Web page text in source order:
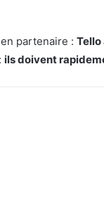
partenaire : Tello
ils doivent